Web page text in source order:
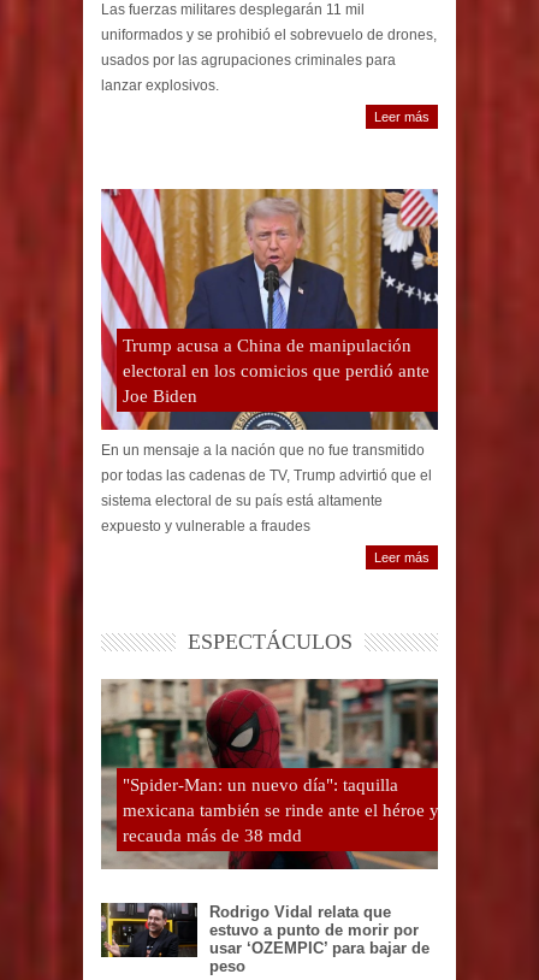
Las fuerzas militares desplegarán 11 mil
uniformados y se prohibió el sobrevuelo de drones,
usados por las agrupaciones criminales para
lanzar explosivos.
Leer más
Trump acusa a China de manipulación
electoral en los comicios que perdió ante
Joe Biden
En un mensaje a la nación que no fue transmitido
por todas las cadenas de TV, Trump advirtió que el
sistema electoral de su país está altamente
expuesto y vulnerable a fraudes
Leer más
ESPECTÁCULOS
"Spider-Man: un nuevo día": taquilla
mexicana también se rinde ante el héroe y
recauda más de 38 mdd
Rodrigo Vidal relata que
estuvo a punto de morir por
usar ‘OZEMPIC’ para bajar de
peso